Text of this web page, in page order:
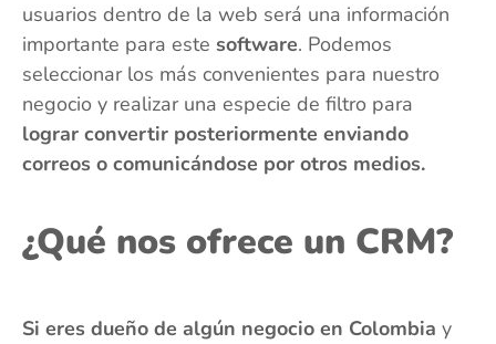
usuarios dentro de la web será una información
importante para este software. Podemos
seleccionar los más convenientes para nuestro
negocio y realizar una especie de filtro para
lograr convertir posteriormente enviando
correos o comunicándose por otros medios.
¿Qué nos ofrece un CRM?
Si eres dueño de algún negocio en Colombia y